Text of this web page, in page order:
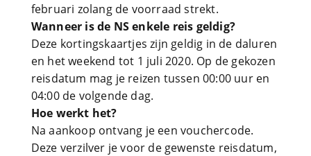
februari zolang de voorraad strekt.
Wanneer is de NS enkele reis geldig?
Deze kortingskaartjes zijn geldig in de daluren
en het weekend tot 1 juli 2020. Op de gekozen
reisdatum mag je reizen tussen 00:00 uur en
04:00 de volgende dag.
Hoe werkt het?
Na aankoop ontvang je een vouchercode.
Deze verzilver je voor de gewenste reisdatum,